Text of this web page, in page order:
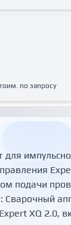
по запросу
подачи
Сварочный
XQ 2.0,